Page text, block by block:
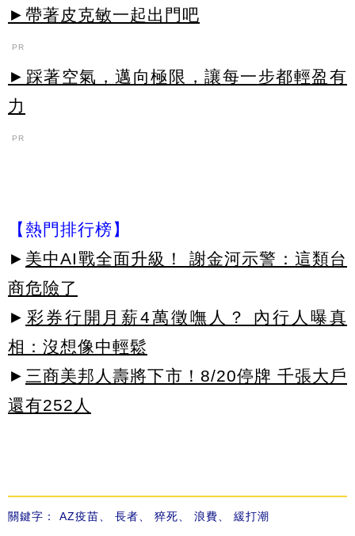
►帶著皮克敏一起出門吧
PR
►踩著空氣，邁向極限，讓每一步都輕盈有
力
PR
【熱門排行榜】
► 美中AI戰全面升級！ 謝金河示警：這類台
商危險了
► 彩券行開月薪4萬徵嘸人？ 內行人曝真
相：沒想像中輕鬆
► 三商美邦人壽將下市！8/20停牌 千張大戶
還有252人
關鍵字： AZ疫苗、 長者、 猝死、 浪費、 緩打潮